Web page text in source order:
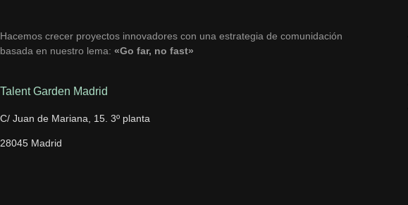
Hacemos crecer proyectos innovadores con una estrategia de comunidación
basada en nuestro lema: «Go far, no fast»
Talent Garden Madrid
C/ Juan de Mariana, 15. 3º planta
28045 Madrid